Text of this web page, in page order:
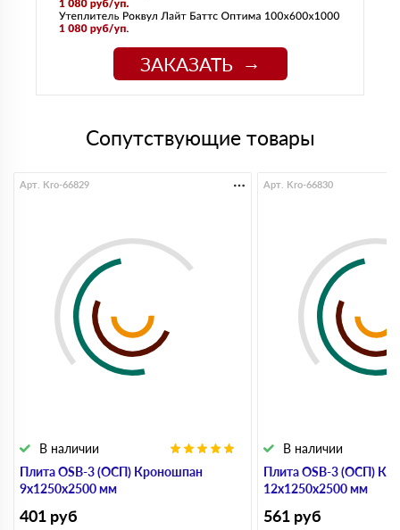
ЗАКАЗАТЬ
Сопутствующие товары
Плита OSB-3 (ОСП) Кроношпан
9х1250х2500 мм
В наличии
Арт. Kro-66829
401 руб
Плита OSB-3 (ОСП)
12х1250х2500 мм
В наличии
Арт. Kro-66830
561 руб